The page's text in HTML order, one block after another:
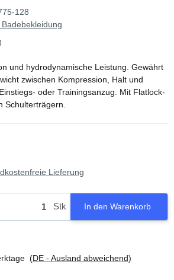
128
Badebekleidung
und hydrodynamische Leistung. Gewährt
zwischen Kompression, Halt und
oder Trainingsanzug. Mit Flatlock-
Schulterträgern.
Lieferung
Stk In den Warenkorb
(DE - Ausland abweichend)